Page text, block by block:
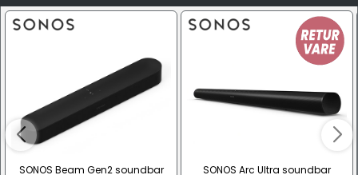
SONOS Beam Gen2 soundbar SONOS Arc Ultra soundbar